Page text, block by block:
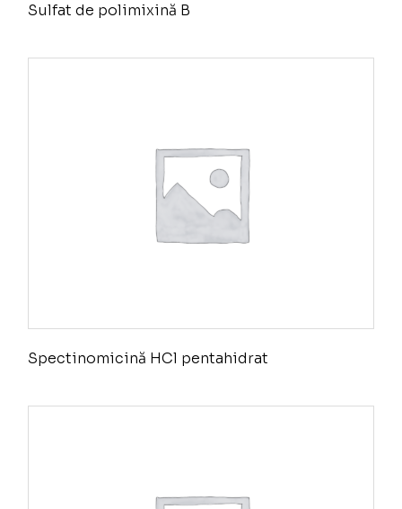
Sulfat de polimixină B
Spectinomicină HCl pentahidrat